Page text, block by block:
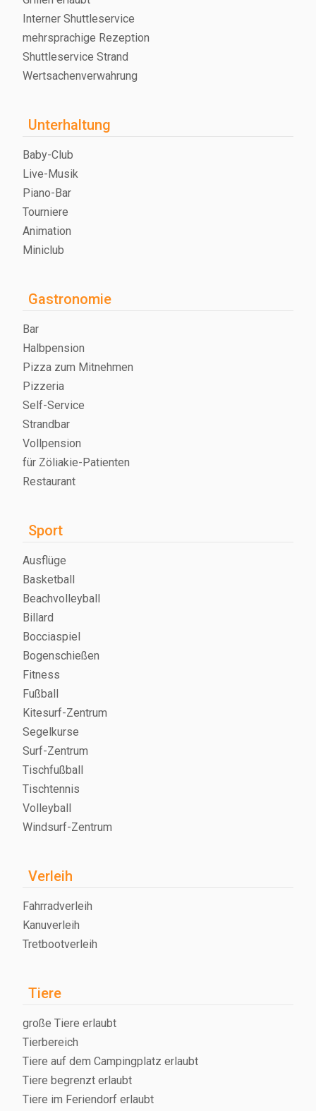
Interner Shuttleservice
mehrsprachige Rezeption
Shuttleservice Strand
Wertsachenverwahrung
Unterhaltung
Baby-Club
Live-Musik
Piano-Bar
Tourniere
Animation
Miniclub
Gastronomie
Bar
Halbpension
Pizza zum Mitnehmen
Pizzeria
Self-Service
Strandbar
Vollpension
für Zöliakie-Patienten
Restaurant
Sport
Ausflüge
Basketball
Beachvolleyball
Billard
Bocciaspiel
Bogenschießen
Fitness
Fußball
Kitesurf-Zentrum
Segelkurse
Surf-Zentrum
Tischfußball
Tischtennis
Volleyball
Windsurf-Zentrum
Verleih
Fahrradverleih
Kanuverleih
Tretbootverleih
Tiere
große Tiere erlaubt
Tierbereich
Tiere auf dem Campingplatz erlaubt
Tiere begrenzt erlaubt
Tiere im Feriendorf erlaubt